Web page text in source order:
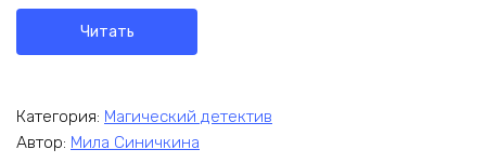
Читать
Категория: Магический детектив
Автор: Мила Синичкина